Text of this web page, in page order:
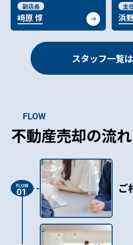
スタッフ一覧
副店長
﨑原 惇
主
浜
FLOW
不動産売却の流れ
FLOW
01 ご